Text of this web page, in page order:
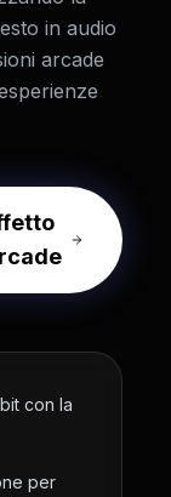
in audio
arcade
con la
per